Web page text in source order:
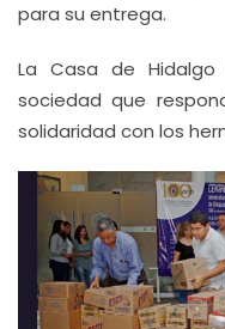
para su entrega.
La Casa de
sociedad que
solidaridad con los